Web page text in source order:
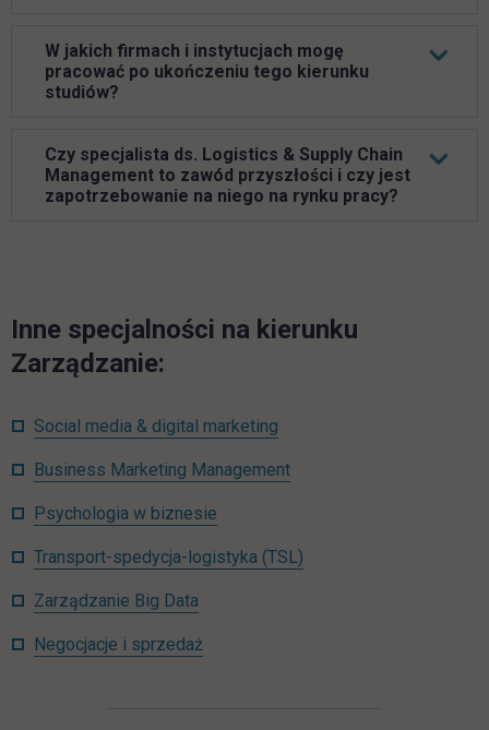
W jakich firmach i instytucjach mogę
pracować po ukończeniu tego kierunku
studiów?
Czy specjalista ds. Logistics & Supply Chain
Management to zawód przyszłości i czy jest
zapotrzebowanie na niego na rynku pracy?
Inne specjalności na kierunku
Zarządzanie:
Social media & digital marketing
Business Marketing Management
Psychologia w biznesie
Transport-spedycja-logistyka (TSL)
Zarządzanie Big Data
Negocjacje i sprzedaż